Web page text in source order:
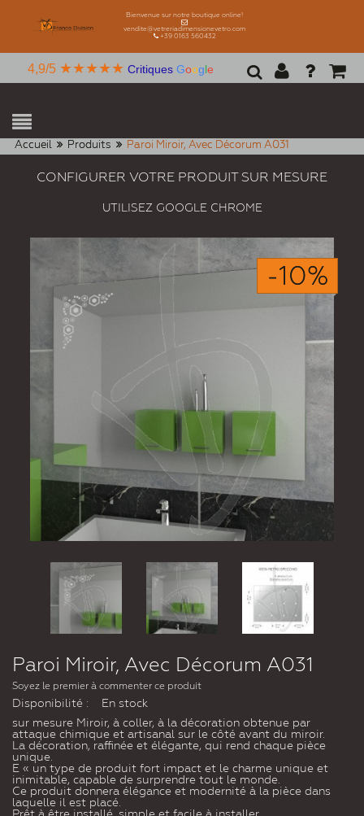
Bienvenue sur notre boutique online!
vendite@vetreriadimensionevetro.com
+39 0163 560432
4,9/5 ★★★★★ Critiques Google
Accueil Produits Paroi Miroir, Avec Décorum A031
CONFIGURER VOTRE PRODUIT SUR MESURE
UTILISEZ GOOGLE CHROME
-10%
Paroi Miroir, Avec Décorum A031
Soyez le premier à commenter ce produit
Disponibilité :
En stock
sur mesure Miroir, à coller, à la décoration obtenue par
attaque chimique et artisanal sur le côté avant du miroir.
La décoration, raffinée et élégante, qui rend chaque pièce
unique.
E « un type de produit fort impact et le charme unique et
inimitable, capable de surprendre tout le monde.
Ce produit donnera élégance et modernité à la pièce dans
laquelle il est placé.